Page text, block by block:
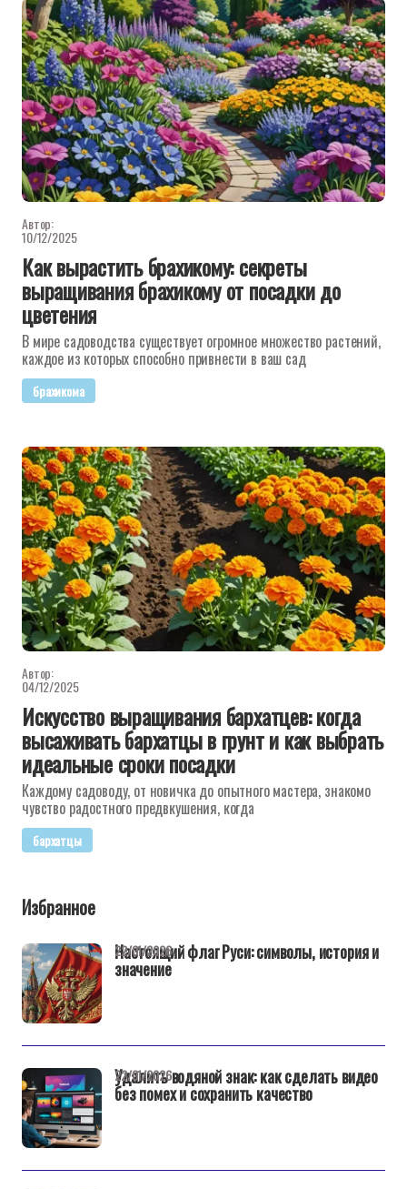
Автор:
10/12/2025
Как вырастить брахикому: секреты
выращивания брахикому от посадки до
цветения
В мире садоводства существует огромное множество растений,
каждое из которых способно привнести в ваш сад
брахикома
Автор:
04/12/2025
Искусство выращивания бархатцев: когда
высаживать бархатцы в грунт и как выбрать
идеальные сроки посадки
Каждому садоводу, от новичка до опытного мастера, знакомо
чувство радостного предвкушения, когда
бархатцы
Избранное
Настоящий флаг Руси: символы, история и
значение
22/01/2026
Удалить водяной знак: как сделать видео
без помех и сохранить качество
22/01/2026